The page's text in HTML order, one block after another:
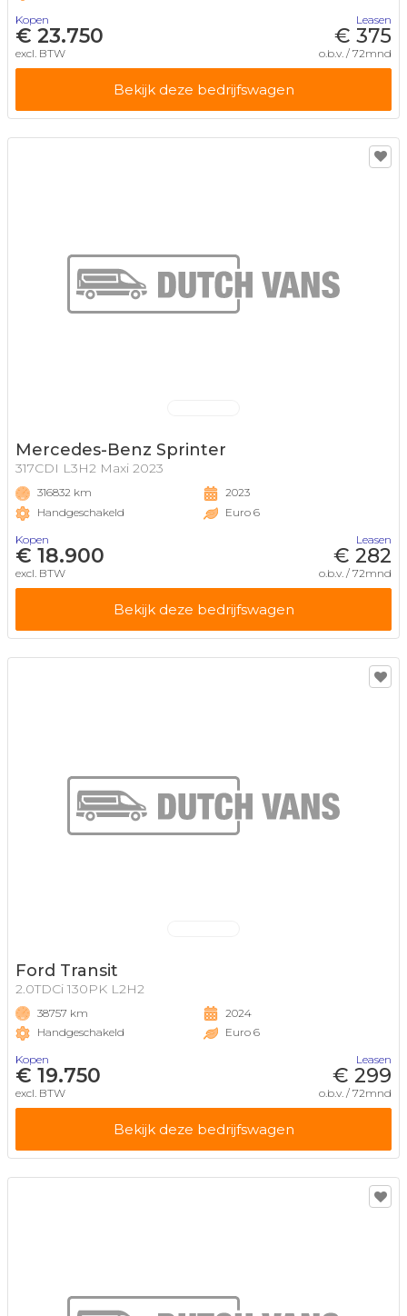
Kopen
€ 23.750
excl. BTW
Leasen
€ 375
o.b.v. / 72mnd
Bekijk deze bedrijfswagen
Mercedes-Benz Sprinter
317CDI L3H2 Maxi 2023
316832 km
Handgeschakeld
2023
Euro 6
Kopen
€ 18.900
excl. BTW
Leasen
€ 282
o.b.v. / 72mnd
Bekijk deze bedrijfswagen
Ford Transit
2.0TDCi 130PK L2H2
38757 km
Handgeschakeld
2024
Euro 6
Kopen
€ 19.750
excl. BTW
Leasen
€ 299
o.b.v. / 72mnd
Bekijk deze bedrijfswagen